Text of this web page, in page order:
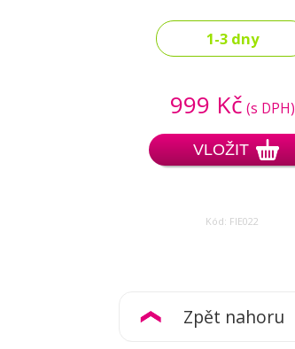
1-3 dny
999 Kč (s DPH)
VLOŽIT
Kód: FIE022
Zpět nahoru